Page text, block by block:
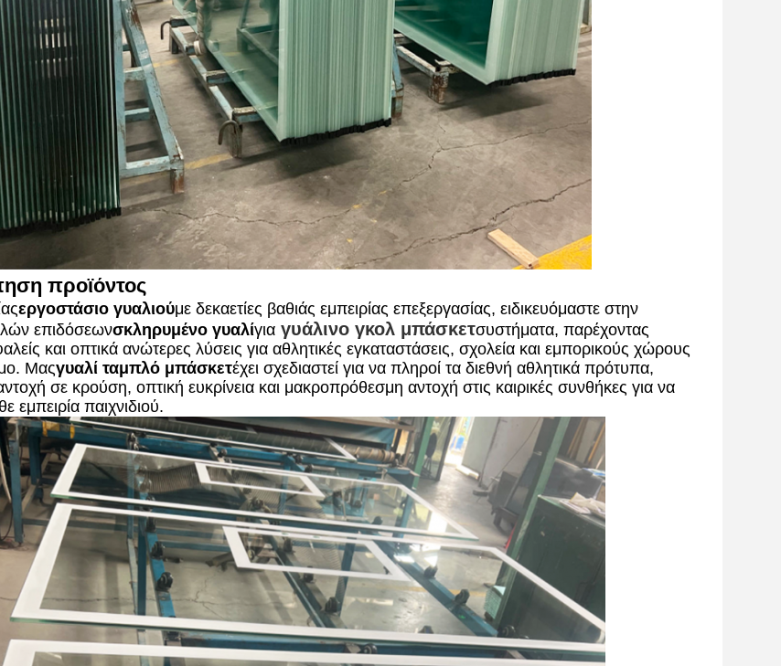
προϊόντος
εργοστάσιο γυαλιούμε δεκαετίες βαθιάς εμπειρίας επεξεργασίας, ειδικευόμαστε στην
επιδόσεωνσκληρυμένο γυαλίγια γυάλινο γκολ μπάσκετσυστήματα, παρέχοντας
και οπτικά ανώτερες λύσεις για αθλητικές εγκαταστάσεις, σχολεία και εμπορικούς χώρους
Μαςγυαλί ταμπλό μπάσκετέχει σχεδιαστεί για να πληροί τα διεθνή αθλητικά πρότυπα,
σε κρούση, οπτική ευκρίνεια και μακροπρόθεσμη αντοχή στις καιρικές συνθήκες για να
εμπειρία παιχνιδιού.